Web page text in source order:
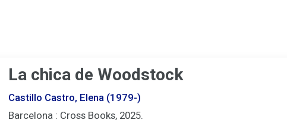
La chica de Woodstock
Castillo Castro, Elena (1979-)
Barcelona : Cross Books, 2025.